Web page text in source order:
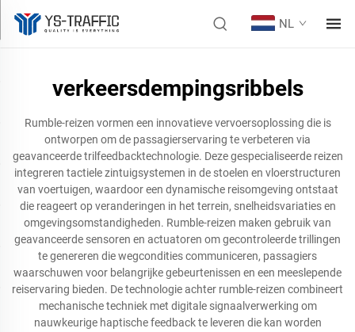
NL
verkeersdempingsribbels
Rumble-reizen vormen een innovatieve vervoersoplossing die is
ontworpen om de passagierservaring te verbeteren via
geavanceerde trilfeedbacktechnologie. Deze gespecialiseerde reizen
integreren tactiele zintuigsystemen in de stoelen en vloerstructuren
van voertuigen, waardoor een dynamische reisomgeving ontstaat
die reageert op veranderingen in het terrein, snelheidsvariaties en
omgevingsomstandigheden. Rumble-reizen maken gebruik van
geavanceerde sensoren en actuatoren om gecontroleerde trillingen
te genereren die wegcondities communiceren, passagiers
waarschuwen voor belangrijke gebeurtenissen en een meeslepende
reiservaring bieden. De technologie achter rumble-reizen combineert
mechanische techniek met digitale signaalverwerking om
nauwkeurige haptische feedback te leveren die kan worden